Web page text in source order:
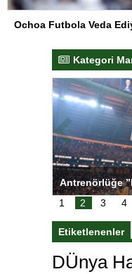
Ochoa Futbola Veda
Kategori
Antrenörlüğe
1
2 3 4
Etiketlenenler
DÜnya